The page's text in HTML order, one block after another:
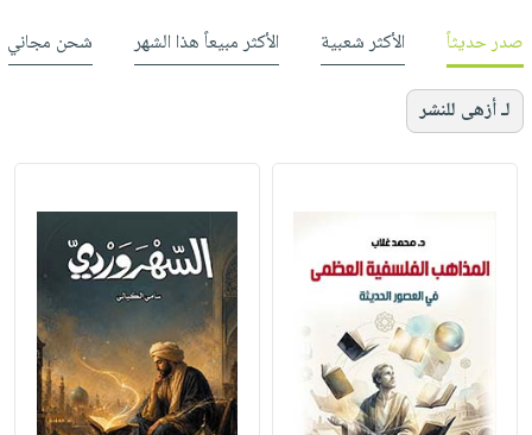
صدر حديثاً الأكثر شعبية الأكثر مبيعاً هذا الشهر شحن مجاني
لـ أزهى للنشر